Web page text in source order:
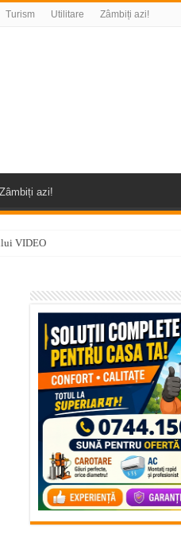
Turism Utilitare Zâmbiți azi!
Zâmbiți azi!
VIDEO